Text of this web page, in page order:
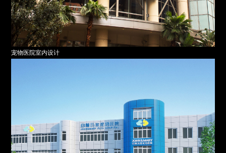
宠物医院室内设计